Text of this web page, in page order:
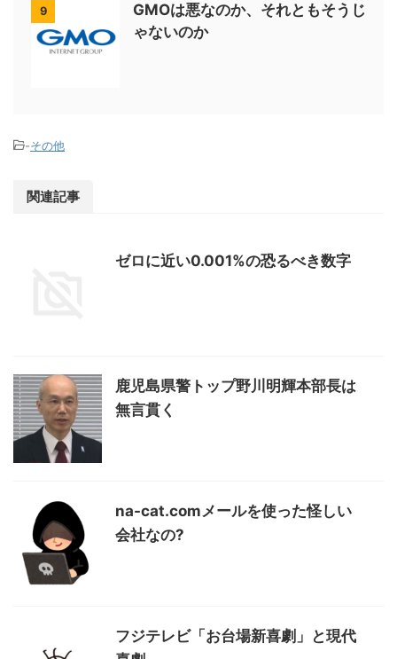
9
GMOは悪なのか、それともそうじ
ゃないのか
-その他
関連記事
ゼロに近い0.001%の恐るべき数字
鹿児島県警トップ野川明輝本部長は
無言貫く
na-cat.comメールを使った怪しい
会社なの?
フジテレビ「お台場新喜劇」と現代